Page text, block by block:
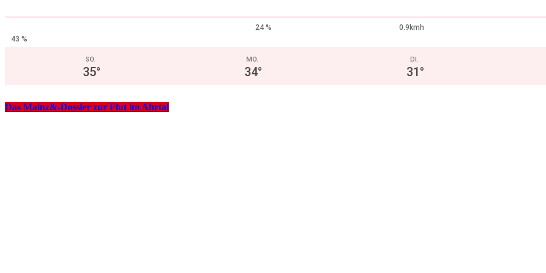
24 %
0.9kmh
43 %
SO.
35°
MO.
34°
DI.
31°
Das Mainz&-Dossier zur Flut im Ahrtal